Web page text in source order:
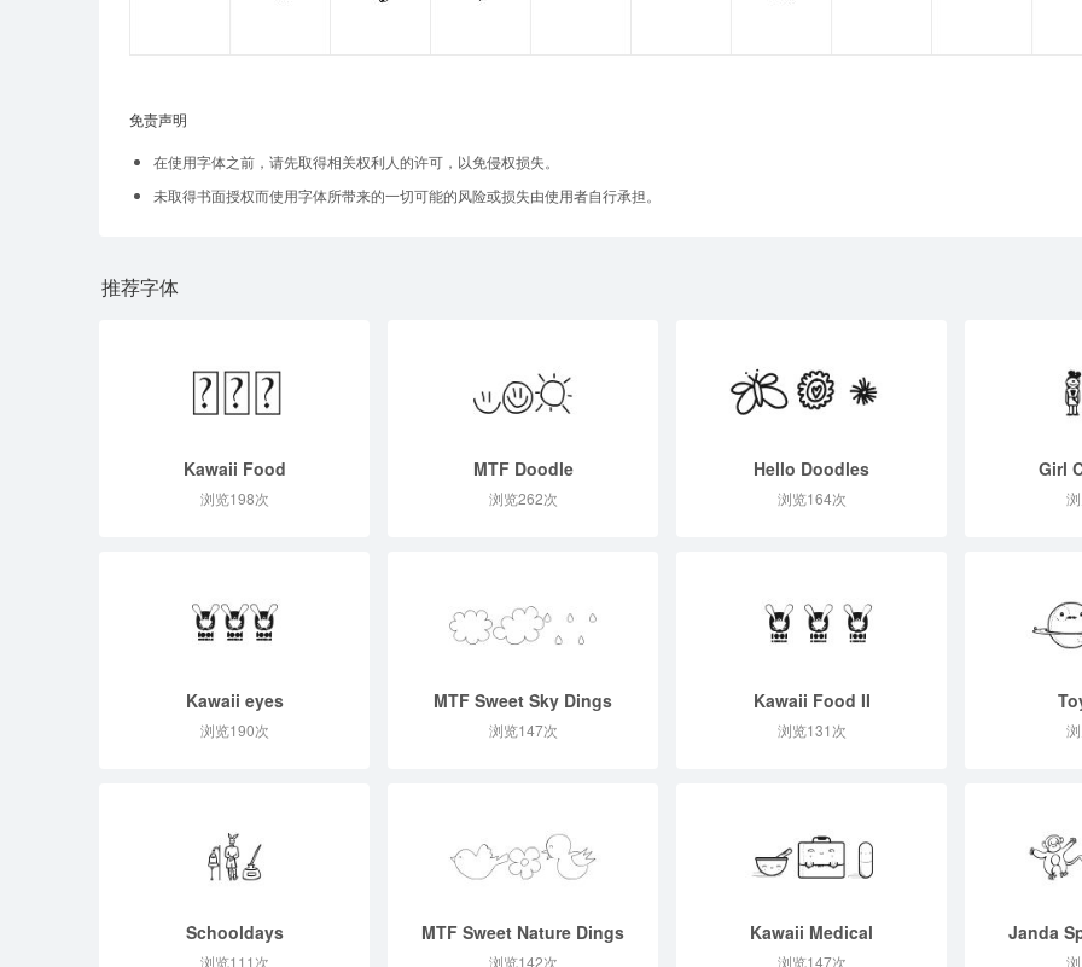
免责声明
在使用字体之前，请先取得相关权利人的许可，以免侵权损失。
未取得书面授权而使用字体所带来的一切可能的风险或损失由使用者自行承担。
推荐字体
Kawaii Food
浏览198次
MTF Doodle
浏览262次
Hello Doodles
浏览164次
Girl
Kawaii eyes
浏览190次
MTF Sweet Sky Dings
浏览147次
Kawaii Food II
浏览131次
Schooldays
浏览111次
MTF Sweet Nature Dings
浏览142次
Kawaii Medical
浏览147次
Janda